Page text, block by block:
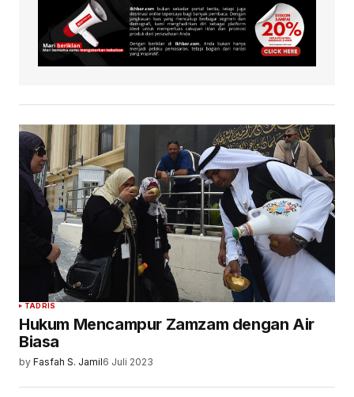
TADRIS
Hukum Mencampur Zamzam dengan Air
Biasa
by Fasfah S. Jamil6 Juli 2023